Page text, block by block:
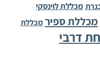
מכללת לוינסקי
מכללת ספיר מכללת
דרבי